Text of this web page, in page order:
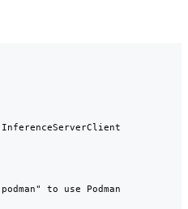
to use Podman